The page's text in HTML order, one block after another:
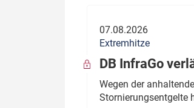
07.08.2026
Extremhitze
DB InfraGo
Wegen der
Stornierungsentgelte